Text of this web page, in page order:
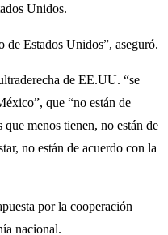
Unidos.
Estados Unidos”, aseguró.
de EE.UU. “se
que “no están de
menos tienen, no están de
no están de acuerdo con la
por la cooperación
nacional.